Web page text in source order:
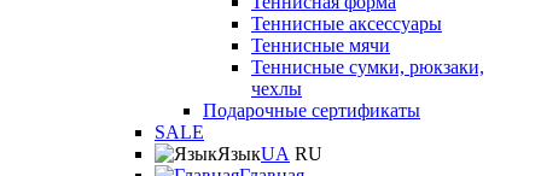
Теннисные аксессуары
Теннисные мячи
Теннисные сумки, рюкзаки,
чехлы
Подарочные сертификаты
SALE
ЯзыкUA RU